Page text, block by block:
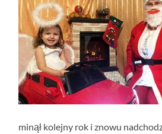
minął kolejny rok i znowu